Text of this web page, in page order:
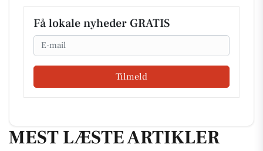
Få lokale nyheder GRATIS
Email
Tilmeld
MEST LÆSTE ARTIKLER